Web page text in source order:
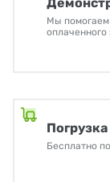
Мы
оплаченного
Бесплатно